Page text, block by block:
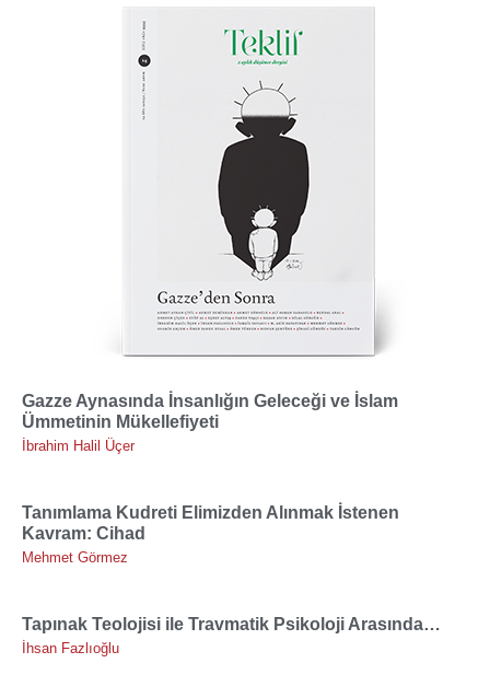
Gazze Aynasında İnsanlığın Geleceği ve İslam
Ümmetinin Mükellefiyeti
İbrahim Halil Üçer
Tanımlama Kudreti Elimizden Alınmak İstenen
Kavram: Cihad
Mehmet Görmez
Tapınak Teolojisi ile Travmatik Psikoloji Arasında…
İhsan Fazlıoğlu